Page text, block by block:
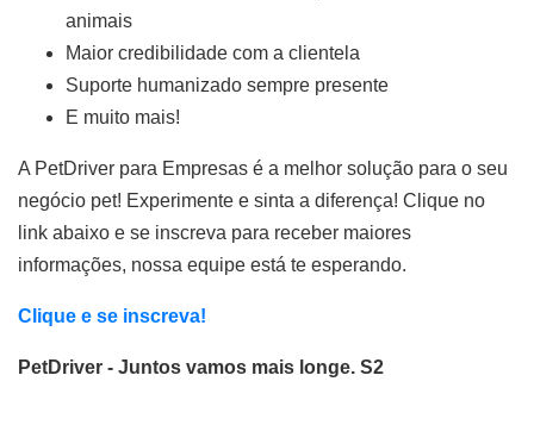
animais
Maior credibilidade com a clientela
Suporte humanizado sempre presente
E muito mais!
A PetDriver para Empresas é a melhor solução para o seu
negócio pet! Experimente e sinta a diferença! Clique no
link abaixo e se inscreva para receber maiores
informações, nossa equipe está te esperando.
Clique e se inscreva!
PetDriver - Juntos vamos mais longe. S2